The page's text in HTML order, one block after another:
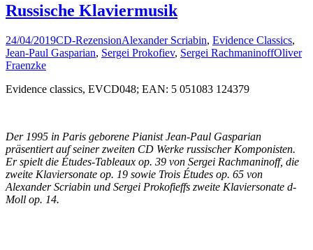
Russische Klaviermusik
24/04/2019CD-RezensionAlexander Scriabin, Evidence Classics,
Jean-Paul Gasparian, Sergei Prokofiev, Sergei RachmaninoffOliver
Fraenzke
Evidence classics, EVCD048; EAN: 5 051083 124379
Der 1995 in Paris geborene Pianist Jean-Paul Gasparian
präsentiert auf seiner zweiten CD Werke russischer Komponisten.
Er spielt die Études-Tableaux op. 39 von Sergei Rachmaninoff, die
zweite Klaviersonate op. 19 sowie Trois Études op. 65 von
Alexander Scriabin und Sergei Prokofieffs zweite Klaviersonate d-
Moll op. 14.